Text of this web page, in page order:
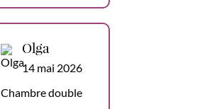
Olga
14 mai 2026
Chambre double